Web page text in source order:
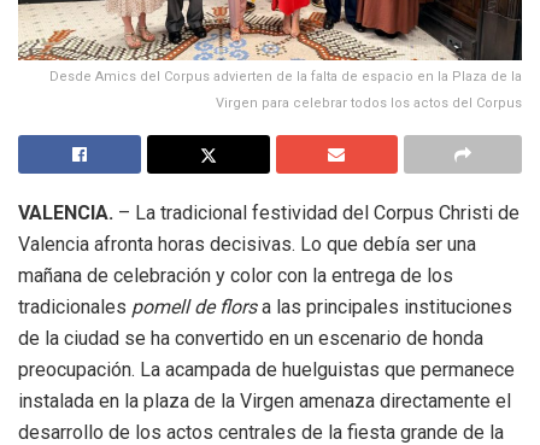
Desde Amics del Corpus advierten de la falta de espacio en la Plaza de la
Virgen para celebrar todos los actos del Corpus
VALENCIA. – La tradicional festividad del Corpus Christi de
Valencia afronta horas decisivas. Lo que debía ser una
mañana de celebración y color con la entrega de los
tradicionales pomell de florsa las principales instituciones
de la ciudad se ha convertido en un escenario de honda
preocupación. La acampada de huelguistas que permanece
instalada en la plaza de la Virgen amenaza directamente el
desarrollo de los actos centrales de la fiesta grande de la